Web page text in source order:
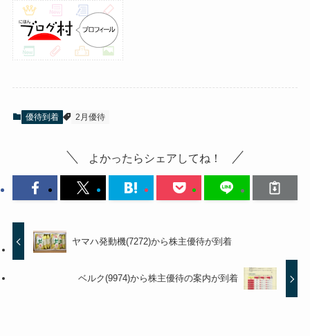
優待到着 2月優待
よかったらシェアしてね！
ヤマハ発動機(7272)から株主優待が到着
ベルク(9974)から株主優待の案内が到着